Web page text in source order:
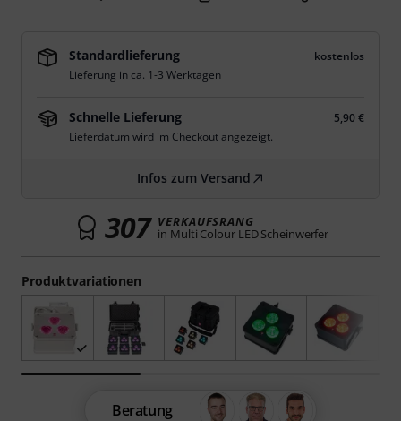
Produktvariationen
Standardlieferung
kostenlos
Lieferung in ca. 1-3 Werktagen
Schnelle Lieferung
5,90 €
Lieferdatum wird im Checkout angezeigt.
Infos zum Versand
307 VERKAUFSRANG
in Multi Colour LED Scheinwerfer
Beratung